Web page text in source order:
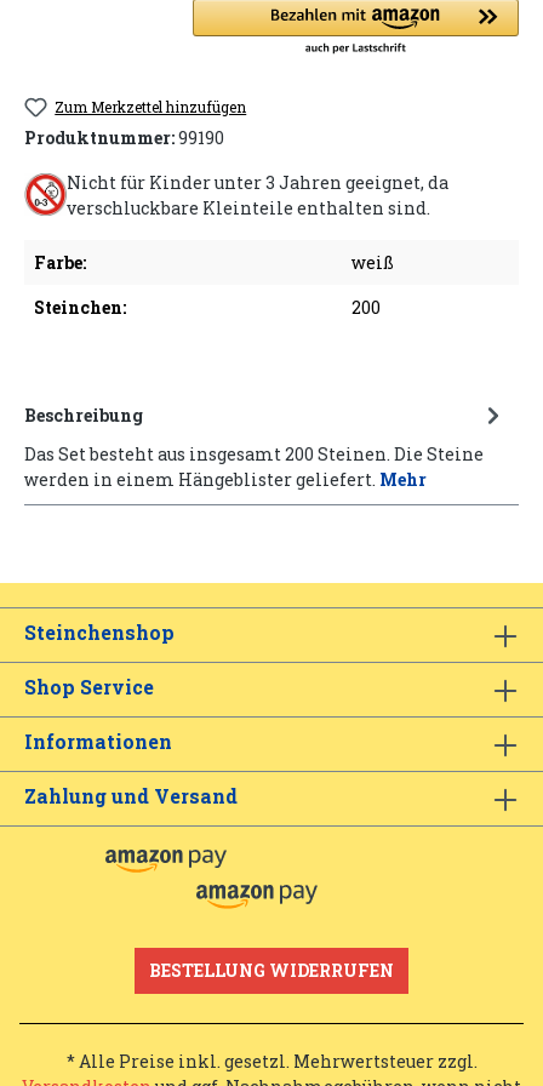
Zum Merkzettel hinzufügen
Produktnummer:99190
Nicht für Kinder unter 3 Jahren geeignet, da
verschluckbare Kleinteile enthalten sind.
Farbe:
weiß
Steinchen:
200
Beschreibung
Das Set besteht aus insgesamt 200 Steinen. Die Steine
werden in einem Hängeblister geliefert. Mehr
Steinchenshop
Shop Service
Informationen
Zahlung und Versand
BESTELLUNG WIDERRUFEN
* Alle Preise inkl. gesetzl. Mehrwertsteuer zzgl.